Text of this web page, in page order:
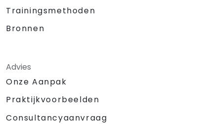
Trainingsmethoden
Bronnen
Advies
Onze Aanpak
Praktijkvoorbeelden
Consultancyaanvraag